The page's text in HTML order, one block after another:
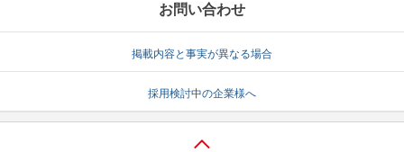
お問い合わせ
掲載内容と事実が異なる場合
採用検討中の企業様へ